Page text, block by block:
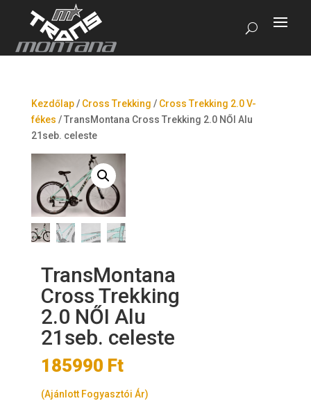
Kezdőlap/ Cross Trekking / Cross Trekking 2.0 V-
fékes /TransMontana Cross Trekking 2.0 NŐI Alu
21seb. celeste
TransMontana
Cross Trekking
2.0 NŐI Alu
21seb. celeste
185990 Ft
(Ajánlott Fogyasztói Ár)